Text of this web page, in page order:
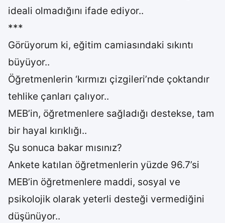
ideali olmadığını ifade ediyor..
***
Görüyorum ki, eğitim camiasındaki sıkıntı
büyüyor..
Öğretmenlerin ‘kırmızı çizgileri’nde çoktandır
tehlike çanları çalıyor..
MEB’in, öğretmenlere sağladığı destekse, tam
bir hayal kırıklığı..
Şu sonuca bakar mısınız?
Ankete katılan öğretmenlerin yüzde 96.7’si
MEB’in öğretmenlere maddi, sosyal ve
psikolojik olarak yeterli desteği vermediğini
düşünüyor..